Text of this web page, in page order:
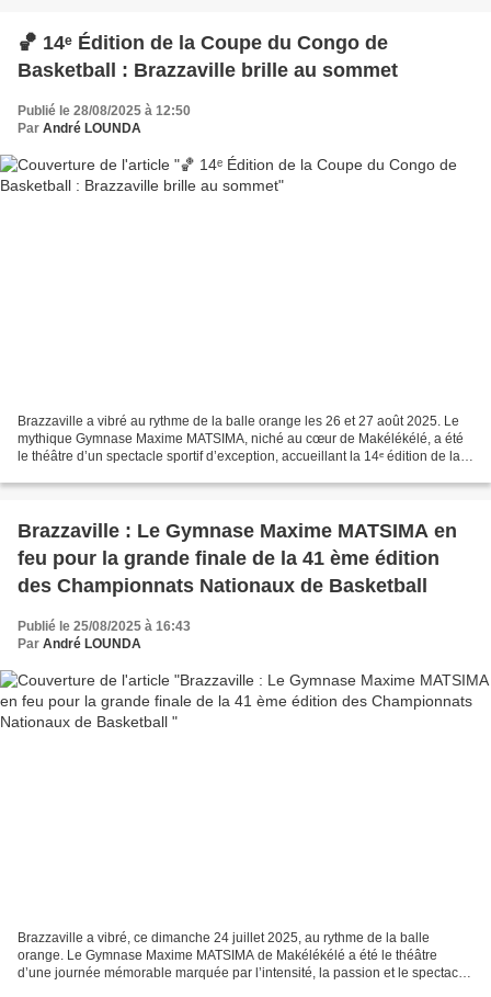
🏀 14ᵉ Édition de la Coupe du Congo de
Basketball : Brazzaville brille au sommet
Publié le 28/08/2025 à 12:50
Par André LOUNDA
Brazzaville a vibré au rythme de la balle orange les 26 et 27 août 2025. Le
mythique Gymnase Maxime MATSIMA, niché au cœur de Makélékélé, a été
le théâtre d’un spectacle sportif d’exception, accueillant la 14ᵉ édition de la
Brazzaville : Le Gymnase Maxime MATSIMA en
feu pour la grande finale de la 41 ème édition
des Championnats Nationaux de Basketball
Publié le 25/08/2025 à 16:43
Par André LOUNDA
Brazzaville a vibré, ce dimanche 24 juillet 2025, au rythme de la balle
orange. Le Gymnase Maxime MATSIMA de Makélékélé a été le théâtre
d’une journée mémorable marquée par l’intensité, la passion et le spectacle